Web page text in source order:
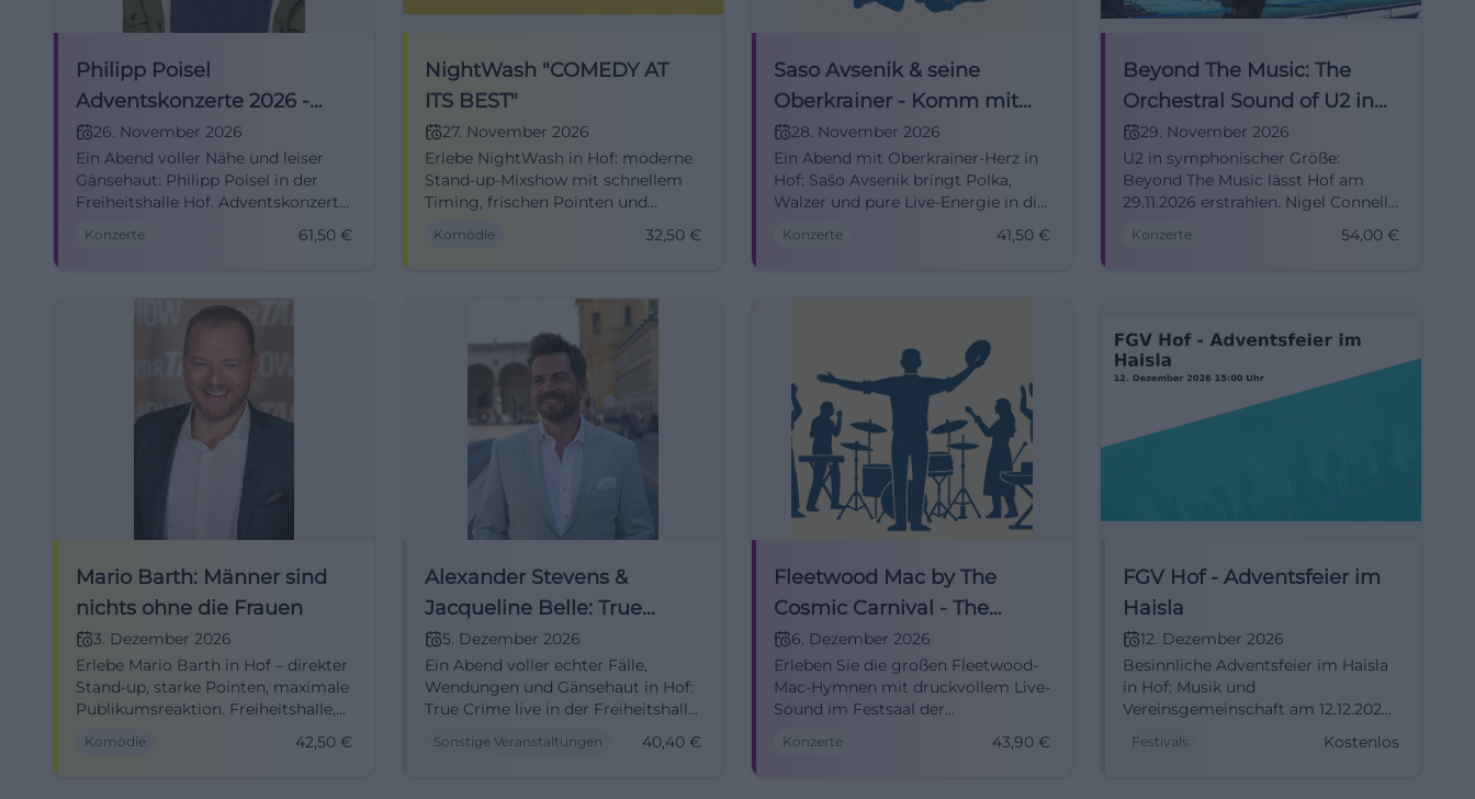
Philipp Poisel
Adventskonzerte 2026 -
Solo26. November 2026
Ein Abend voller Nähe und leiser
Gänsehaut: Philipp Poisel in der
Freiheitshalle Hof. Adventskonzert
#Live
Konzerte 61,50 €
NightWash "COMEDY AT
ITS BEST"
27. November 2026
Erlebe NightWash in Hof: moderne
Stand-up-Mixshow mit schnellem
Timing, frischen Pointen und
Barrierefreier Saal, komfortable
Komödie 32,50 €
Saso Avsenik & seine
Oberkrainer - Komm mit
uns nach Oberkrain!
28. November 2026
Ein Abend mit Oberkrainer-Herz in
Hof: Sašo Avsenik bringt Polka,
Walzer und pure Live-Energie in die
Uhr. #Oberkrainer
Konzerte 41,50 €
Beyond The Music: The
Orchestral Sound of U2 in
Hof29. November 2026
U2 in symphonischer Größe:
Beyond The Music lässt Hof am
29.11.2026 erstrahlen. Nigel Connell,
54 Euro. #Live
Konzerte 54,00 €
Mario Barth: Männer sind
nichts ohne die Frauen
3. Dezember 2026
Erlebe Mario Barth in Hof – direkter
Stand-up, starke Pointen, maximale
Publikumsreaktion. Freiheitshalle,
Timing und Beziehungs-
Komödie 42,50 €
Alexander Stevens &
Jacqueline Belle: True
Crime - Toxic Love
5. Dezember 2026
Ein Abend voller echter Fälle,
Wendungen und Gänsehaut in Hof:
True Crime live in der Freiheitshalle
interaktiv und packend. #TrueCrime
Sonstige Veranstaltungen 40,40 €
Fleetwood Mac by The
Cosmic Carnival - The
Incredible Story
6. Dezember 2026
Erleben Sie die großen Fleetwood-
Mac-Hymnen mit druckvollem Live-
Sound im Festsaal der
Konzerterlebnis mit
Konzerte 43,90 €
FGV Hof - Adventsfeier im
Haisla
12. Dezember 2026
Besinnliche Adventsfeier im Haisla
in Hof: Musik und
Vereinsgemeinschaft am 12.12.2026,
Miteinander, stimmungsvolle
Festivals Kostenlos